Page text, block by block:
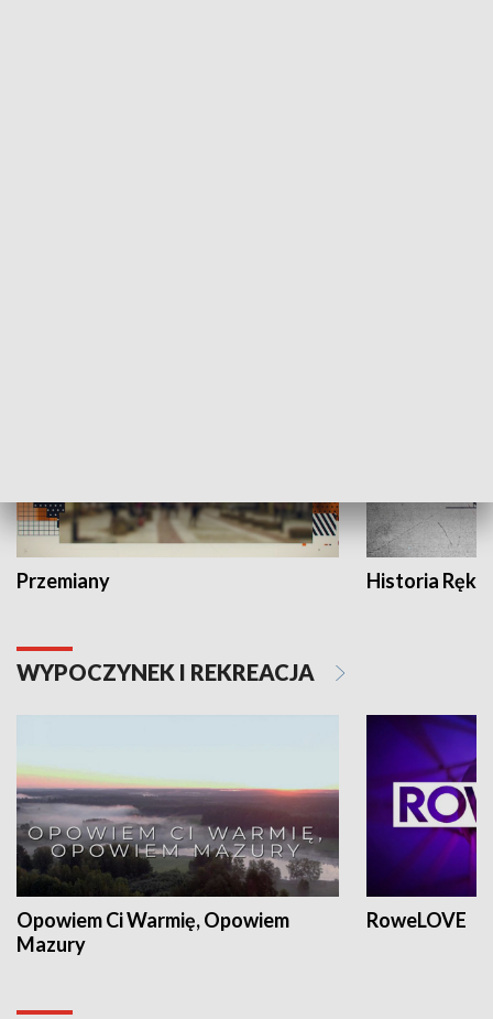
Przemiany Historia Ręką
WYPOCZYNEK I REKREACJA
Opowiem Ci Warmię, Opowiem
Mazury
RoweLOVE